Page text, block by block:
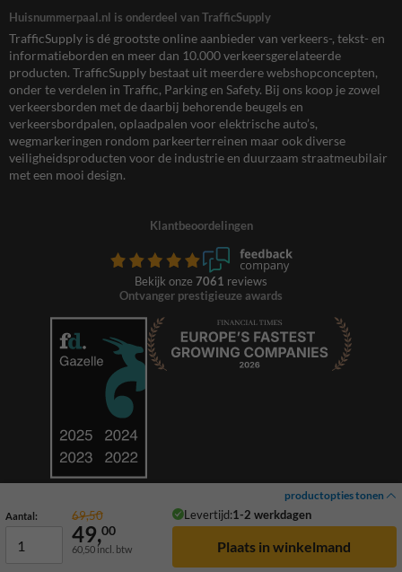
productopties tonen
Aantal: 69,50 Levertijd:1-2 werkdagen
49,00
60,50 incl. btw
Huisnummerpaal.nl is onderdeel van TrafficSupply
TrafficSupply is dé grootste online aanbieder van verkeers-, tekst- en
informatieborden en meer dan 10.000 verkeersgerelateerde
producten. TrafficSupply bestaat uit meerdere webshopconcepten,
onder te verdelen in Traffic, Parking en Safety. Bij ons koop je zowel
verkeersborden met de daarbij behorende beugels en
verkeersbordpalen, oplaadpalen voor elektrische auto’s,
wegmarkeringen rondom parkeerterreinen maar ook diverse
veiligheidsproducten voor de industrie en duurzaam straatmeubilair
met een mooi design.
Klantbeoordelingen
Bekijk onze 7061 reviews
Ontvanger prestigieuze awards
© 2026 TrafficSupply. Alle rechten voorbehouden.